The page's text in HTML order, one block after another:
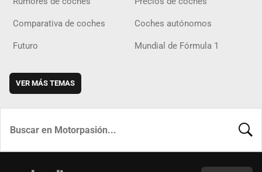
Comparativa de coches Coches autónomos
Futuro Mundial de Fórmula 1
VER MÁS TEMAS